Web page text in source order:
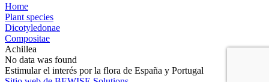
Home
Plant species
Dicotyledonae
Compositae
Achillea
No data was found
Estimular el interés por la flora de España y Portugal